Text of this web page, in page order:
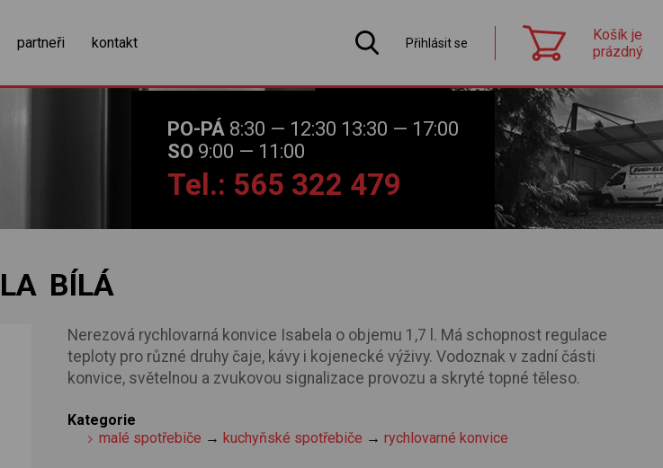
partneři kontakt Přihlásit se
Košík je
prázdný
obsah košíku
PO-PÁ 8:30 — 12:30 13:30 — 17:00
SO 9:00 — 11:00
Tel.: 565 322 479
BÍLÁ
Nerezová rychlovarná konvice Isabela o objemu 1,7 l. Má schopnost regulace
teploty pro různé druhy čaje, kávy i kojenecké výživy. Vodoznak v zadní části
konvice, světelnou a zvukovou signalizace provozu a skryté topné těleso.
Kategorie
malé spotřebiče →kuchyňské spotřebiče →rychlovarné konvice